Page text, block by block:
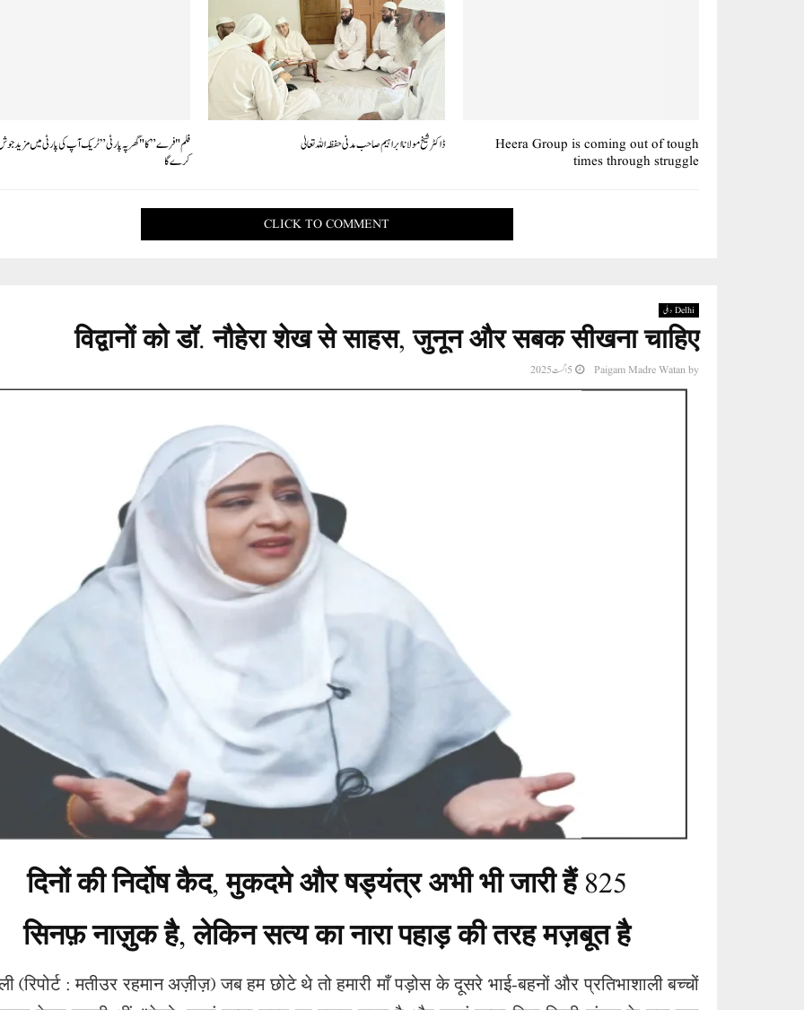
Heera Group is coming out of tough
times through struggle
ڈاکٹر شیخ مولانا ابراہیم صاحب مدنی حفظہ اللہ تعالیٰ
فلم "فرے” کا "گھر پہ پارٹی” ٹریک آپ کی پارٹی میں مزید
کرے گا
CLICK TO COMMENT
Delhi دہلی
विद्वानों को डॉ. नौहेरा शेख से साहस, जुनून और सबक सीखना चाहिए
by
Paigam Madre Watan 5 اگست 2025
825
दिनों की निर्दोष कैद
,मुकदमे और षड्यंत्र अभी भी जारी हैं
सिनफ़ नाज़ुक है,लेकिन सत्य का नारा पहाड़ की तरह मज़बूत है
(रिपोर्ट : मतीउर रहमान अज़ीज़) जब हम छोटे थे तो हमारी माँ पड़ोस के दूसरे भाई-बहनों और प्रतिभाशाली बच्चों